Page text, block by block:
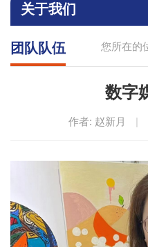
关于我们
您所在的
团队队伍
数字
作者: 赵新月 |